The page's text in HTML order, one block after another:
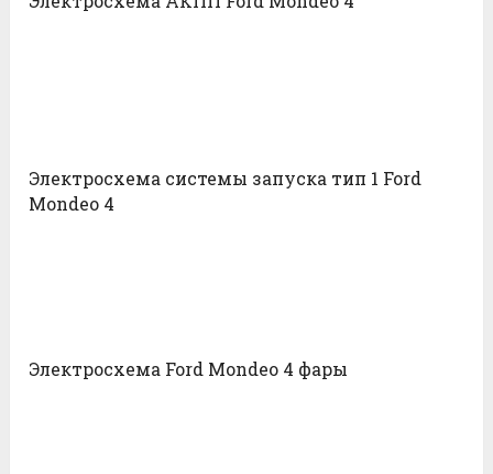
Электросхема системы запуска тип 1 Ford
Mondeo 4
Электросхема Ford Mondeo 4 фары